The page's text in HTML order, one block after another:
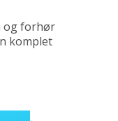
og forhør
komplet